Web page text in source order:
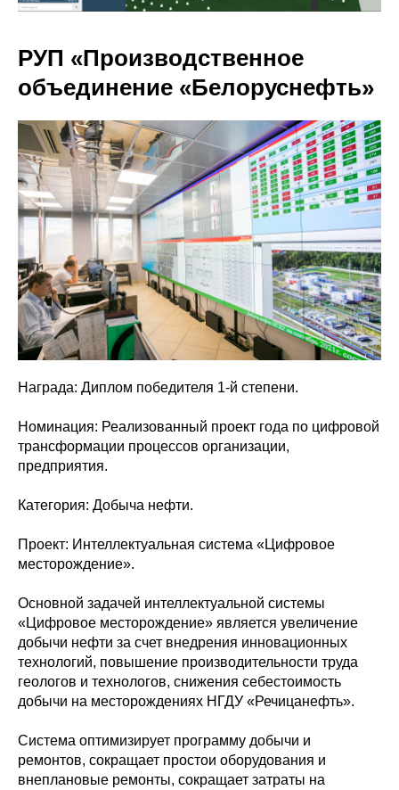
РУП «Производственное
объединение «Белоруснефть»
Награда: Диплом победителя 1-й степени.
Номинация: Реализованный проект года по цифровой
трансформации процессов организации,
предприятия.
Категория: Добыча нефти.
Проект: Интеллектуальная система «Цифровое
месторождение».
Основной задачей интеллектуальной системы
«Цифровое месторождение» является увеличение
добычи нефти за счет внедрения инновационных
технологий, повышение производительности труда
геологов и технологов, снижения себестоимость
добычи на месторождениях НГДУ «Речицанефть».
Система оптимизирует программу добычи и
ремонтов, сокращает простои оборудования и
внеплановые ремонты, сокращает затраты на